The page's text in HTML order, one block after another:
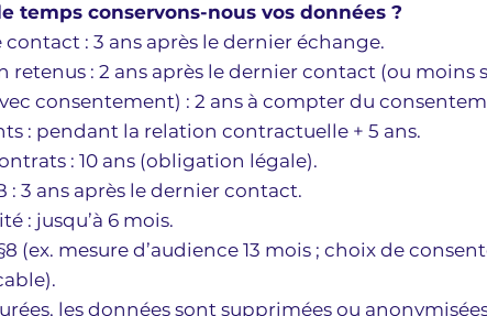
temps conservons-nous vos données ?
contact : 3 ans après le dernier échange.
retenus : 2 ans après le dernier contact (ou moins
consentement) : 2 ans à compter du
: pendant la relation contractuelle + 5 ans.
: 10 ans (obligation légale).
: 3 ans après le dernier contact.
: jusqu’à 6 mois.
(ex. mesure d’audience 13 mois ; choix de
les données sont supprimées ou